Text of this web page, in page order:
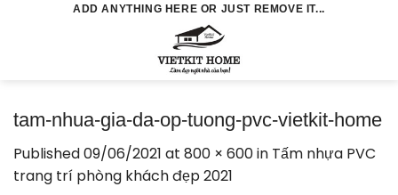
ADD ANYTHING HERE OR JUST REMOVE IT...
tam-nhua-gia-da-op-tuong-pvc-vietkit-home
Published09/06/2021 at 800 × 600in Tấm nhựa PVC
trang trí phòng khách đẹp 2021